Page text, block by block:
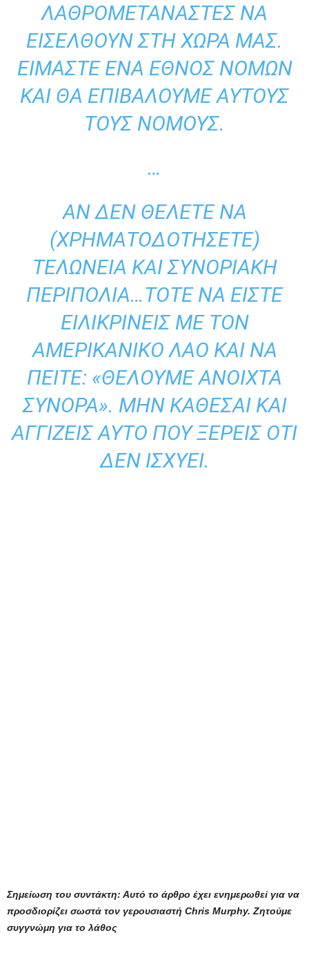
ΛΑΘΡΟΜΕΤΑΝΆΣΤΕΣ ΝΑ
ΕΙΣΈΛΘΟΥΝ ΣΤΗ ΧΏΡΑ ΜΑΣ.
ΕΊΜΑΣΤΕ ΈΝΑ ΈΘΝΟΣ ΝΌΜΩΝ
ΚΑΙ ΘΑ ΕΠΙΒΆΛΟΥΜΕ ΑΥΤΟΎΣ
ΤΟΥΣ ΝΌΜΟΥΣ.
…
ΑΝ ΔΕΝ ΘΈΛΕΤΕ ΝΑ
(ΧΡΗΜΑΤΟΔΟΤΉΣΕΤΕ)
ΤΕΛΩΝΕΊΑ ΚΑΙ ΣΥΝΟΡΙΑΚΉ
ΠΕΡΙΠΟΛΊΑ…ΤΌΤΕ ΝΑ ΕΊΣΤΕ
ΕΙΛΙΚΡΙΝΕΊΣ ΜΕ ΤΟΝ
ΑΜΕΡΙΚΑΝΙΚΌ ΛΑΌ ΚΑΙ ΝΑ
ΠΕΊΤΕ: «ΘΈΛΟΥΜΕ ΑΝΟΙΧΤΆ
ΣΎΝΟΡΑ». ΜΗΝ ΚΆΘΕΣΑΙ ΚΑΙ
ΑΓΓΊΖΕΙΣ ΑΥΤΌ ΠΟΥ ΞΈΡΕΙΣ ΌΤΙ
ΔΕΝ ΙΣΧΎΕΙ.
Σημείωση του συντάκτη: Αυτό το άρθρο έχει ενημερωθεί για να
προσδιορίζει σωστά τον γερουσιαστή Chris Murphy. Ζητούμε
συγγνώμη για το λάθος